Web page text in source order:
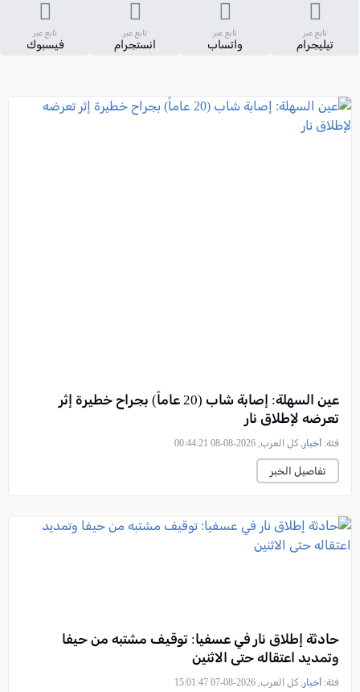
تابع عبر
تيليجرام
تابع عبر
واتساب
تابع عبر
انستجرام
تابع عبر
فيسبوك
عين السهلة: إصابة شاب (20 عاماً) بجراح خطيرة إثر
تعرضه لإطلاق نار
فئة: أخبار , كل العرب, 2026-08-08 00:44:21
تفاصيل الخبر
حادثة إطلاق نار في عسفيا: توقيف مشتبه من حيفا
وتمديد اعتقاله حتى الاثنين
فئة: أخبار , كل العرب, 2026-08-07 15:01:47